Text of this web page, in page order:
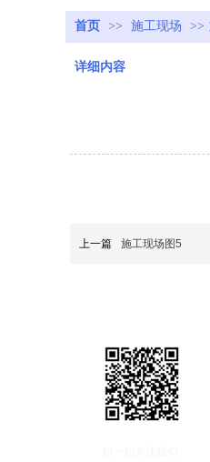
首页 >> 施工现场 >>
详细内容
上一篇 施工现场图5